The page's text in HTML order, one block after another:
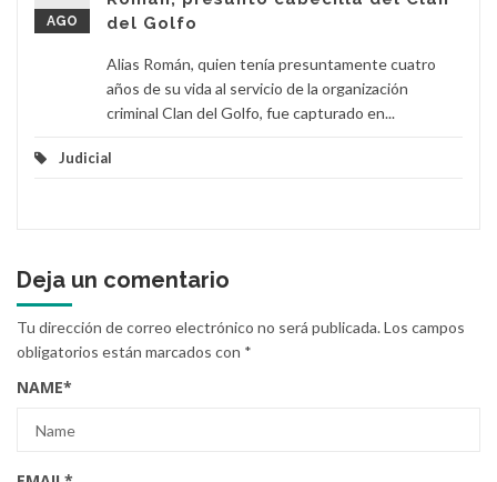
AGO
del Golfo
Alias Román, quien tenía presuntamente cuatro
años de su vida al servicio de la organización
criminal Clan del Golfo, fue capturado en...
Judicial
Deja un comentario
Tu dirección de correo electrónico no será publicada.Los campos
obligatorios están marcados con *
NAME*